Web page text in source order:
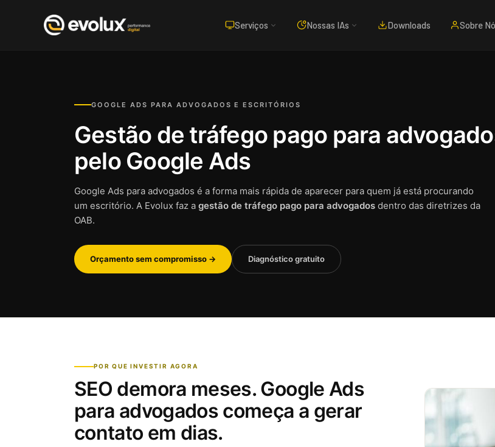
Serviços Nossas IAs Downloads Sobre
GOOGLE ADS PARA ADVOGADOS E ESCRITÓRIOS
Gestão de tráfego pago para
pelo Google Ads
Google Ads para advogados é a forma mais rápida de aparecer para quem já está procurando
um escritório. A Evolux faz a gestão de tráfego pago para advogados dentro das diretrizes da
OAB.
Orçamento sem compromisso → Diagnóstico gratuito
POR QUE INVESTIR AGORA
SEO demora meses. Google Ads
para advogados começa a gerar
contato em dias.